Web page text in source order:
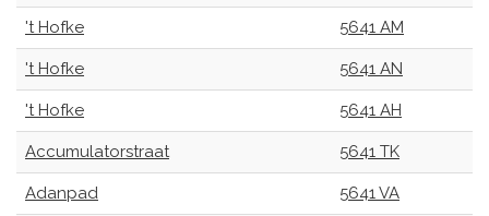
't Hofke 5641 AM
't Hofke 5641 AN
't Hofke 5641 AH
Accumulatorstraat 5641 TK
Adanpad 5641 VA